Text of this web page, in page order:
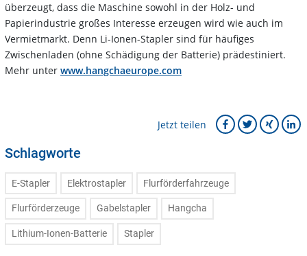
überzeugt, dass die Maschine sowohl in der Holz- und
Papierindustrie großes Interesse erzeugen wird wie auch im
Vermietmarkt. Denn Li-Ionen-Stapler sind für häufiges
Zwischenladen (ohne Schädigung der Batterie) prädestiniert.
Mehr unter www.hangchaeurope.com
Jetzt teilen
Schlagworte
E-Stapler Elektrostapler Flurförderfahrzeuge
Flurförderzeuge Gabelstapler Hangcha
Lithium-Ionen-Batterie Stapler